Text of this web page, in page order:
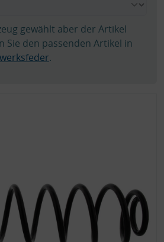
gewählt aber der Artikel
Sie den passenden Artikel in
.